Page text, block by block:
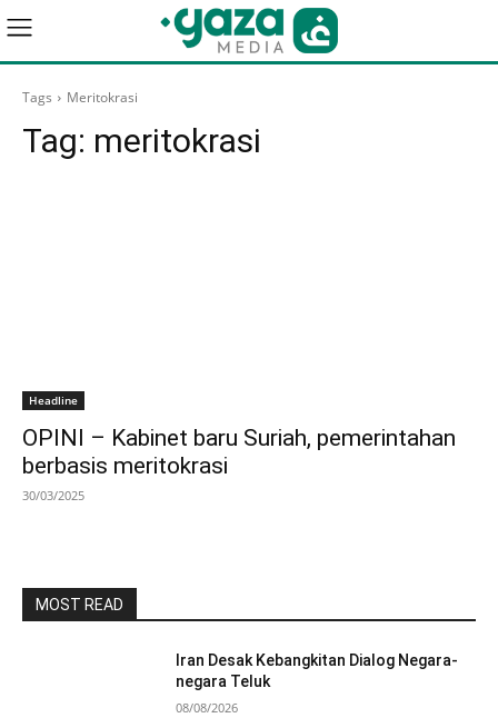
Tags Meritokrasi
Tag: meritokrasi
Headline
OPINI – Kabinet baru Suriah, pemerintahan
berbasis meritokrasi
30/03/2025
MOST READ
Iran Desak Kebangkitan Dialog Negara-
negara Teluk
08/08/2026